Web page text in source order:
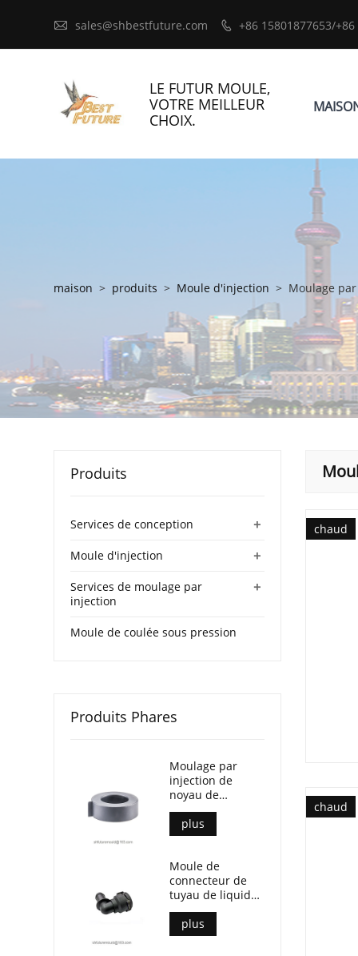
 sales@shbestfuture.com  +86 15801877653/
LE FUTUR MOULE,
VOTRE MEILLEUR
CHOIX.
maison > produits > Moule d'injection > Moulage
chaud
chaud
Produits
+
Services de conception
+
Moule d'injection
+
Services de moulage par
injection
Moule de coulée sous pression
Produits Phares
Moulage par
injection de
noyau de
transformateur
de courant
plus
Moule de
connecteur de
tuyau de liquide
de
refroidissement
automobile
plus